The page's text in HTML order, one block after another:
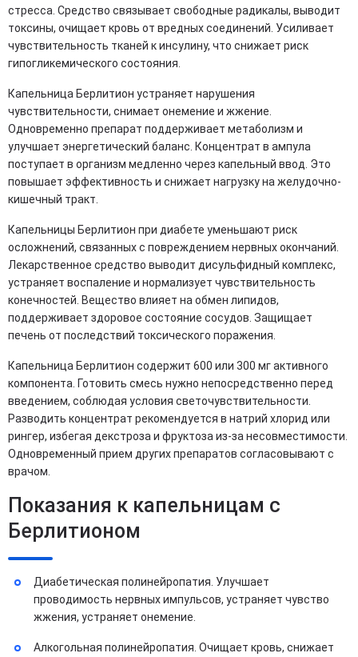
стресса. Средство связывает свободные радикалы, выводит
токсины, очищает кровь от вредных соединений. Усиливает
чувствительность тканей к инсулину, что снижает риск
гипогликемического состояния.
Капельница Берлитион устраняет нарушения
чувствительности, снимает онемение и жжение.
Одновременно препарат поддерживает метаболизм и
улучшает энергетический баланс. Концентрат в ампула
поступает в организм медленно через капельный ввод. Это
повышает эффективность и снижает нагрузку на желудочно-
кишечный тракт.
Капельницы Берлитион при диабете уменьшают риск
осложнений, связанных с повреждением нервных окончаний.
Лекарственное средство выводит дисульфидный комплекс,
устраняет воспаление и нормализует чувствительность
конечностей. Вещество влияет на обмен липидов,
поддерживает здоровое состояние сосудов. Защищает
печень от последствий токсического поражения.
Капельница Берлитион содержит 600 или 300 мг активного
компонента. Готовить смесь нужно непосредственно перед
введением, соблюдая условия светочувствительности.
Разводить концентрат рекомендуется в натрий хлорид или
рингер, избегая декстроза и фруктоза из-за несовместимости.
Одновременный прием других препаратов согласовывают с
врачом.
Показания к капельницам с
Берлитионом
Диабетическая полинейропатия. Улучшает
проводимость нервных импульсов, устраняет чувство
жжения, устраняет онемение.
Алкогольная полинейропатия. Очищает кровь, снижает